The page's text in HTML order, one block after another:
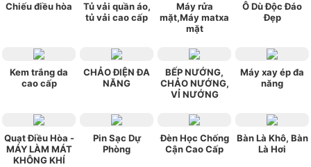
Chiếu điều hòa
Tủ vải quần áo,
tủ vải cao cấp
Máy rửa
mặt,Máy matxa
mặt
Ô Dù Độc Đáo
Đẹp
Kem trắng da
cao cấp
CHẢO ĐIỆN ĐA
NĂNG
BẾP NƯỚNG,
CHẢO NƯỚNG,
VỈ NƯỚNG
Máy xay ép đa
năng
Quạt Điều Hòa -
MÁY LÀM MÁT
KHÔNG KHÍ
Pin Sạc Dự
Phòng
Đèn Học Chống
Cận Cao Cấp
Bàn Là Khô, Bàn
Là Hơi